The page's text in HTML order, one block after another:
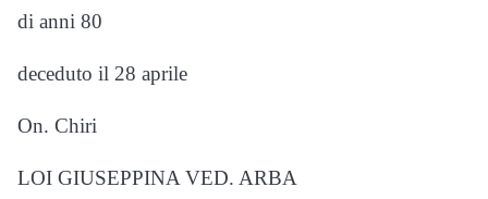
di anni 80
deceduto il 28 aprile
On. Chiri
LOI GIUSEPPINA VED. ARBA